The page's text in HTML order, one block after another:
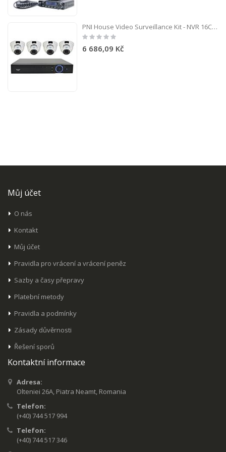
PNI House Video Surveillance Kit - NVR 16CH 1080P a 4 kamery IP2DOME 1080P varifokální
Rating:
0%
6 686,09 Kč
Můj účet
O nás
Kontakt
Můj účet
Pravidla pro vrácení a vrácení peněz
Sazby a časy přepravy
Platební metody
Pravidla a podmínky
Zásady důvěrnosti
Řešení sporů
Kontaktní informace
Adresa:
Olteniei 26A, Piatra Neamt, Romania
Telefon:
(+40) 744 517 994
Telefon:
(+40) 744 517 346